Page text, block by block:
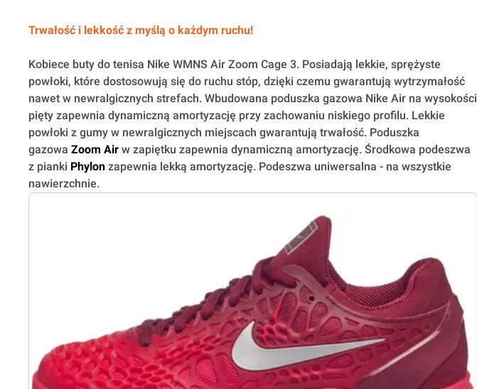
Trwałość i lekkość z myślą o każdym ruchu!
Kobiece buty do tenisa Nike WMNS Air Zoom Cage 3. Posiadają lekkie, sprężyste
powłoki, które dostosowują się do ruchu stóp, dzięki czemu gwarantują wytrzymałość
nawet w newralgicznych strefach. Wbudowana poduszka gazowa Nike Air na wysokości
pięty zapewnia dynamiczną amortyzację przy zachowaniu niskiego profilu. Lekkie
powłoki z gumy w newralgicznych miejscach gwarantują trwałość. Poduszka
gazowa Zoom Air w zapiętku zapewnia dynamiczną amortyzację. Środkowa podeszwa
z pianki Phylon zapewnia lekką amortyzację. Podeszwa uniwersalna - na wszystkie
nawierzchnie.